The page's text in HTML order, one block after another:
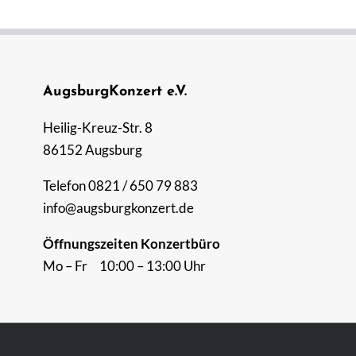
AugsburgKonzert e.V.
Heilig-Kreuz-Str. 8
86152 Augsburg
Telefon 0821 / 650 79 883
info@augsburgkonzert.de
Öffnungszeiten Konzertbüro
Mo – Fr 10:00 – 13:00 Uhr